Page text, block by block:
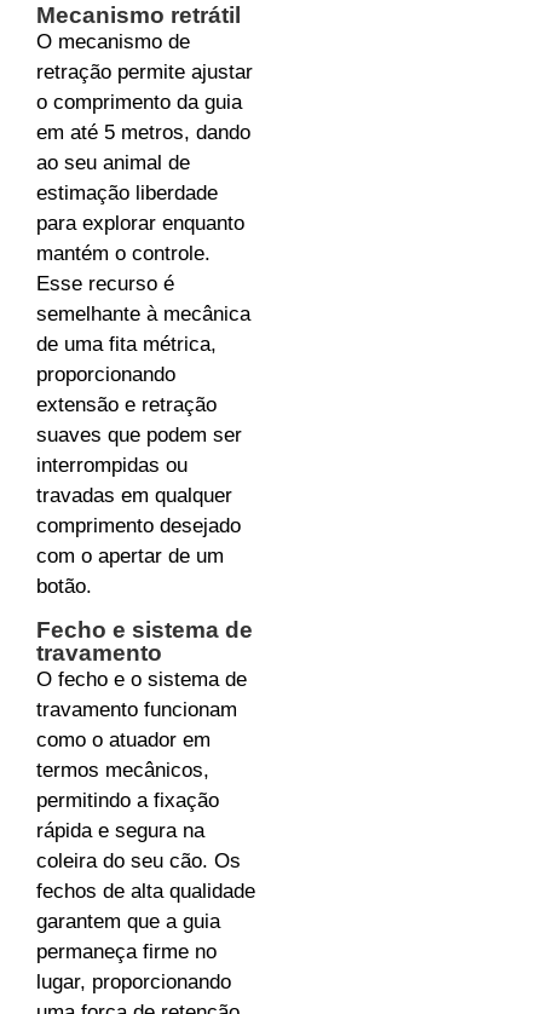
Mecanismo retrátil
O mecanismo de
retração permite ajustar
o comprimento da guia
em até 5 metros, dando
ao seu animal de
estimação liberdade
para explorar enquanto
mantém o controle.
Esse recurso é
semelhante à mecânica
de uma fita métrica,
proporcionando
extensão e retração
suaves que podem ser
interrompidas ou
travadas em qualquer
comprimento desejado
com o apertar de um
botão.
Fecho e sistema de
travamento
O fecho e o sistema de
travamento funcionam
como o atuador em
termos mecânicos,
permitindo a fixação
rápida e segura na
coleira do seu cão. Os
fechos de alta qualidade
garantem que a guia
permaneça firme no
lugar, proporcionando